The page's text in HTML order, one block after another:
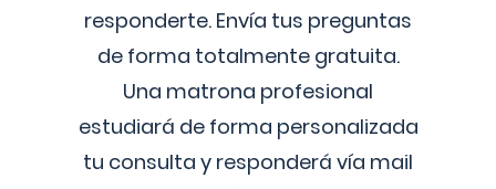
responderte. Envía tus preguntas
de forma totalmente gratuita.
Una matrona profesional
estudiará de forma personalizada
tu consulta y responderá vía mail